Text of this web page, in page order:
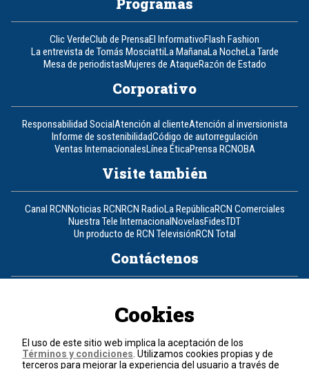
Clic VerdeClub de PrensaEl InformativoFlash Fashion
La entrevista de Tomás MosciattiLa MañanaLa NocheLa Tarde
Mesa de periodistasMujeres de AtaqueRazón de Estado
Corporativo
Responsabilidad SocialAtención al clienteAtención al inversionista
Informe de sostenibilidadCódigo de autorregulación
Ventas InternacionalesLínea ÉticaPrensa RCNOBA
Visite también
Canal RCNNoticias RCNRCN RadioLa RepúblicaRCN Comerciales
Nuestra Tele InternacionalNovelasFidesTDT
Un producto de RCN TelevisiónRCN Total
Contáctenos
Política de cookies
Términos y condiciones
Cookies
El uso de este sitio web implica la aceptación de los
Términos y condiciones . Utilizamos cookies propias y de
terceros para mejorar la experiencia del usuario a través de